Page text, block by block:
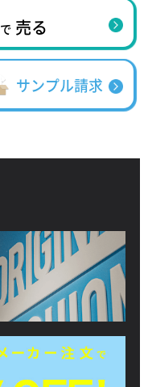
で 売る
サンプル請求